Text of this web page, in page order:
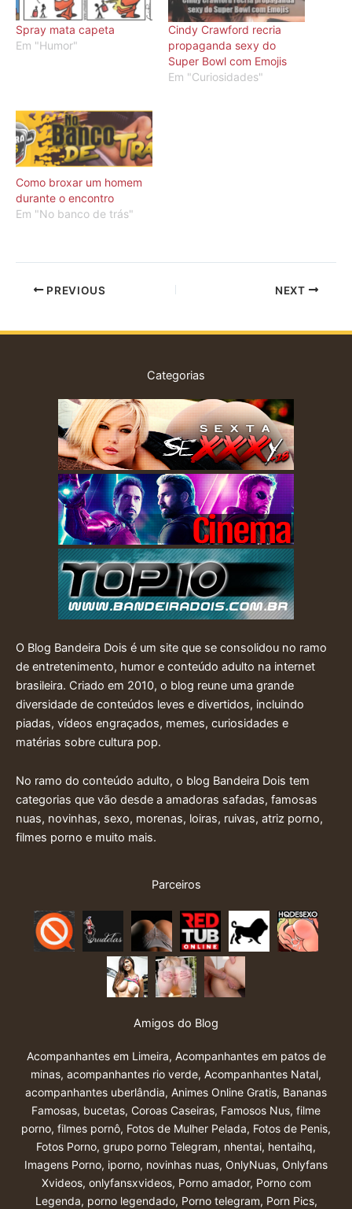
Spray mata capeta
Em "Humor"
Cindy Crawford recria
propaganda sexy do
Super Bowl com Emojis
Em "Curiosidades"
Como broxar um homem
durante o encontro
Em "No banco de trás"
PREVIOUS NEXT
Categorias
O Blog Bandeira Dois é um site que se consolidou no ramo
de entretenimento, humor e conteúdo adulto na internet
brasileira. Criado em 2010, o blog reune uma grande
diversidade de conteúdos leves e divertidos, incluindo
piadas, vídeos engraçados, memes, curiosidades e
matérias sobre cultura pop.
No ramo do conteúdo adulto, o blog Bandeira Dois tem
categorias que vão desde a amadoras safadas, famosas
nuas, novinhas, sexo, morenas, loiras, ruivas, atriz porno,
filmes porno e muito mais.
Parceiros
Amigos do Blog
Acompanhantes em Limeira, Acompanhantes em patos de
minas, acompanhantes rio verde, Acompanhantes Natal,
acompanhantes uberlândia, Animes Online Gratis, Bananas
Famosas, bucetas, Coroas Caseiras, Famosos Nus, filme
porno, filmes pornô, Fotos de Mulher Pelada, Fotos de Penis,
Fotos Porno, grupo porno Telegram, nhentai, hentaihq,
Imagens Porno, iporno, novinhas nuas, OnlyNuas, Onlyfans
Xvideos, onlyfansxvideos, Porno amador, Porno com
Legenda, porno legendado, Porno telegram, Porn Pics,